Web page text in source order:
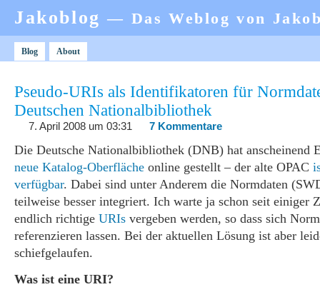
Jakoblog— Das Weblog von
Blog About
Pseudo-URIs als Identifikatoren für
Deutschen Nationalbibliothek
7. April 2008 um 03:31 7 Kommentare
Die Deutsche Nationalbibliothek (DNB) hat anscheinend
neue Katalog-Oberfläche online gestellt – der alte OPAC
verfügbar. Dabei sind unter Anderem die Normdaten
teilweise besser integriert. Ich warte ja schon seit einiger
endlich richtige URIs vergeben werden, so dass sich
referenzieren lassen. Bei der aktuellen Lösung ist aber
schiefgelaufen.
Was ist eine URI?